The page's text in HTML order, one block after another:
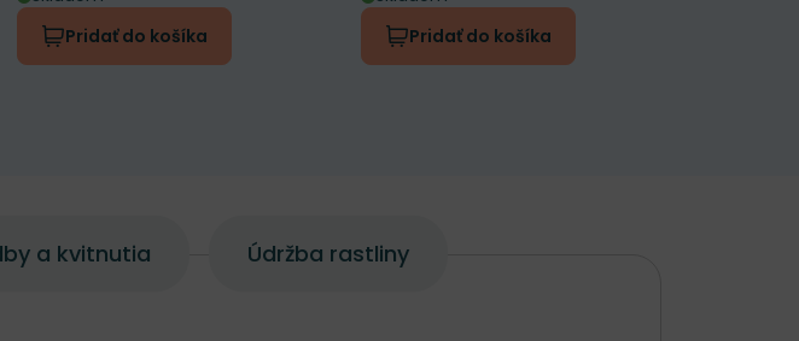
Pridať do košíka
Pridať do košíka
a kvitnutia Údržba rastliny